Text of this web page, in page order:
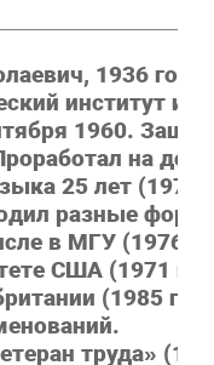
1936
институт
1960.
на
25 лет (1977
разные
в МГУ (1976
США (1971
(1985
труда»